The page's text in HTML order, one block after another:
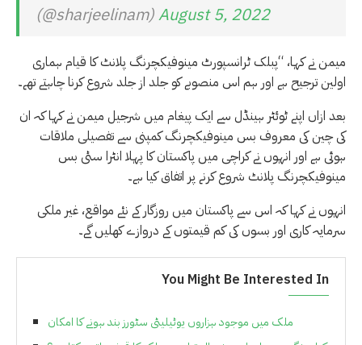
(@sharjeelinam)August 5, 2022
میمن نے کہا، “پبلک ٹرانسپورٹ مینوفیکچرنگ پلانٹ کا قیام ہماری
اولین ترجیح ہے اور ہم اس منصوبے کو جلد از جلد شروع کرنا چاہتے تھے۔
بعد ازاں اپنے ٹوئٹر ہینڈل سے ایک پیغام میں شرجیل میمن نے کہا کہ ان
کی چین کی معروف بس مینوفیکچرنگ کمپنی سے تفصیلی ملاقات
ہوئی ہے اور انہوں نے کراچی میں پاکستان کا پہلا انٹرا سٹی بس
مینوفیکچرنگ پلانٹ شروع کرنے پر اتفاق کیا ہے۔
انہوں نے کہا کہ اس سے پاکستان میں روزگار کے نئے مواقع، غیر ملکی
سرمایہ کاری اور بسوں کی کم قیمتوں کے دروازے کھلیں گے۔
You Might Be Interested In
ملک میں موجود ہزاروں یوٹیلیٹی سٹورز بند ہونے کا امکان